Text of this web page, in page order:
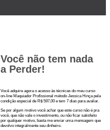
Você não tem nada
a Perder!
Você adquire agora o acesso às técnicas do meu curso
on-line Maquiador Profissional método Jessica Hinça pela
condição especial de R$ 597,00 e tem 7 dias para avaliar.
Se por algum motivo você achar que este curso não é pra
você, que não vale o investimento, ou não ficar satisfeito
por qualquer motivo, basta me enviar uma mensagem que
devolvo integralmente seu dinheiro.